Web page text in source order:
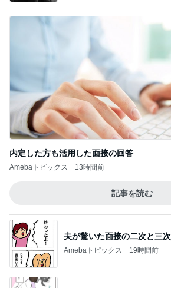
内定した方も活用した面接の回答
Amebaトピックス 13時間前
記事を読む
夫が驚いた面接の二次と三次
Amebaトピックス 19時間前